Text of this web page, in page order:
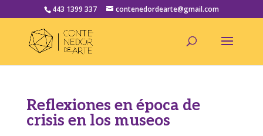
443 1399 337 contenedordearte@gmail.com
Reflexiones en época de
crisis en los museos